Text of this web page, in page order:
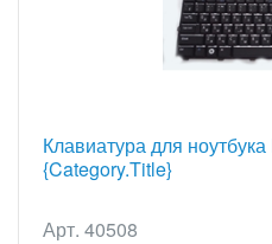
Клавиатура для
{Category.Title}
Арт. 40508